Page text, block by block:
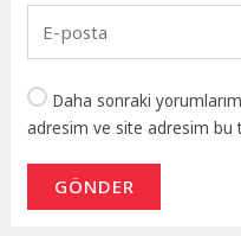
Daha sonraki
adresim ve site adresim bu
GÖNDER